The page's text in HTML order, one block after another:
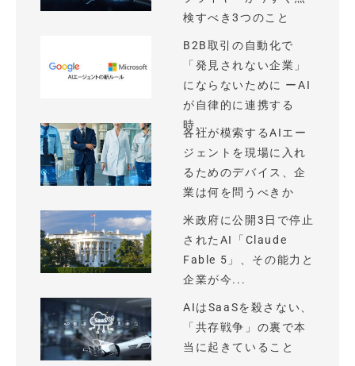
検すべき3つのこと
B2B取引の自動化で
「発見されない企業」
にならないために ーAI
が自律的に連携する
時...
各社が模索するAIエー
ジェントを現場に入れ
るためのデバイス、企
業は何を問うべきか
米政府に公開3日で停止
されたAI「Claude
Fable 5」、その能力と
企業が今...
AIはSaaSを殺さない、
「共存戦争」の裏で本
当に起きていること